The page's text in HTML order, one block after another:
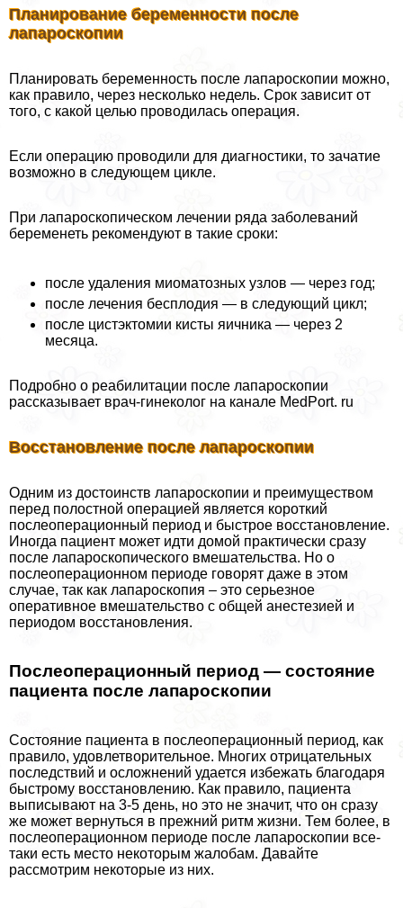
Планирование беременности после
лапароскопии
Планировать беременность после лапароскопии можно,
как правило, через несколько недель. Срок зависит от
того, с какой целью проводилась операция.
Если операцию проводили для диагностики, то зачатие
возможно в следующем цикле.
При лапароскопическом лечении ряда заболеваний
беременеть рекомендуют в такие сроки:
после удаления миоматозных узлов — через год;
после лечения бесплодия — в следующий цикл;
после цистэктомии кисты яичника — через 2
месяца.
Подробно о реабилитации после лапароскопии
рассказывает врач-гинеколог на канале MedPort. ru
Восстановление после лапароскопии
Одним из достоинств лапароскопии и преимуществом
перед полостной операцией является короткий
послеоперационный период и быстрое восстановление.
Иногда пациент может идти домой пpaктически сразу
после лапароскопического вмешательства. Но о
послеоперационном периоде говорят даже в этом
случае, так как лапароскопия – это серьезное
оперативное вмешательство с общей анестезией и
периодом восстановления.
Послеоперационный период — состояние
пациента после лапароскопии
Состояние пациента в послеоперационный период, как
правило, удовлетворительное. Многих отрицательных
последствий и осложнений удается избежать благодаря
быстрому восстановлению. Как правило, пациента
выписывают на 3-5 день, но это не значит, что он сразу
же может вернуться в прежний ритм жизни. Тем более, в
послеоперационном периоде после лапароскопии все-
таки есть место некоторым жалобам. Давайте
рассмотрим некоторые из них.